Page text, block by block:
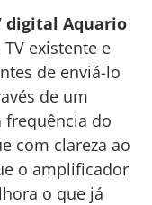
digital Aquario
existente e
de enviá-lo
de um
do
com clareza ao
o amplificador
o que já